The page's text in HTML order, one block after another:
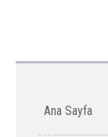
Ana Sayfa